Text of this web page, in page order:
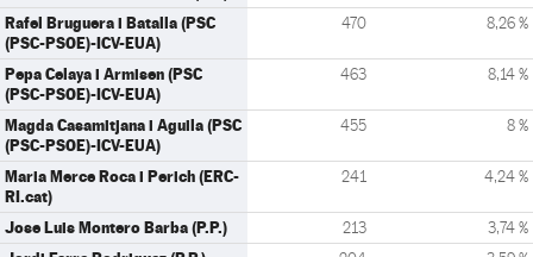
Rafel Bruguera i Batalla (PSC
(PSC-PSOE)-ICV-EUA)
470 8,26 %
Pepa Celaya i Armisen (PSC
(PSC-PSOE)-ICV-EUA)
463 8,14 %
Magda Casamitjana i Aguila (PSC
(PSC-PSOE)-ICV-EUA)
455 8 %
Maria Merce Roca i Perich (ERC-
RI.cat)
241 4,24 %
Jose Luis Montero Barba (P.P.) 213 3,74 %